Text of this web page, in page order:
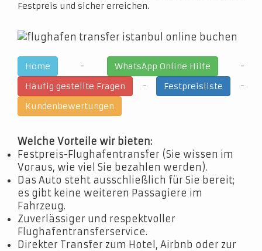
Festpreis und sicher erreichen.
Home - WhatsApp Online Hilfe
-
Häufig gestellte Fragen
- Festpreisliste
-
Kundenbewertungen
Welche Vorteile wir bieten:
Festpreis-Flughafentransfer (Sie wissen im
Voraus, wie viel Sie bezahlen werden).
Das Auto steht ausschließlich für Sie bereit;
es gibt keine weiteren Passagiere im
Fahrzeug.
Zuverlässiger und respektvoller
Flughafentransferservice.
Direkter Transfer zum Hotel, Airbnb oder zur